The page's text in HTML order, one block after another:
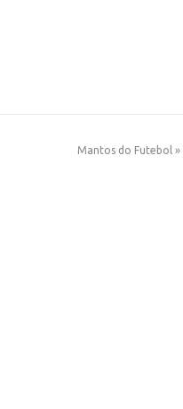
Mantos do Futebol »